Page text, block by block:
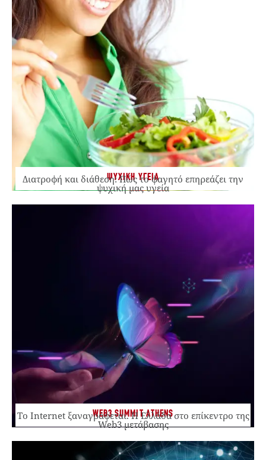
ΨΥΧΙΚΗ ΥΓΕΙΑ
Διατροφή και διάθεση: Πώς το φαγητό επηρεάζει την
ψυχική μας υγεία
WEB3 SUMMIT ATHENS
Το Internet ξαναγράφεται. Η Ελλάδα στο επίκεντρο της
Web3 μετάβασης